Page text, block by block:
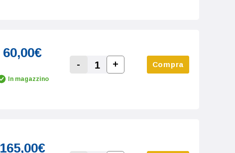
60,00€
In magazzino Decrease Quantity:
-
Increase Quantity:
+ Compra
165,00€